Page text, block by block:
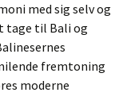
med sig selv og
tage til Bali og
fremtoning
moderne